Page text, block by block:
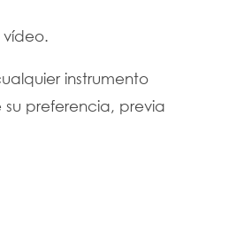
instrumento
preferencia, previa